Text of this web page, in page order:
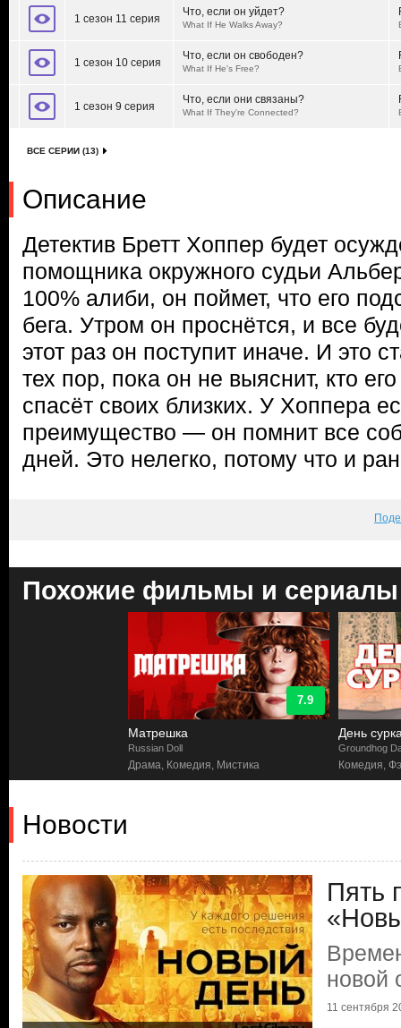
1 сезон 11 серия
Что, если он уйдет?
What If He Walks Away?
1 сезон 10 серия
Что, если он свободен?
What If He's Free?
1 сезон 9 серия
Что, если они связаны?
What If They're Connected?
ВСЕ СЕРИИ (13)
Описание
Детектив Бретт Хоппер будет
помощника окружного судьи
100% алиби, он поймет, что его
бега. Утром он проснётся, и все
этот раз он поступит иначе. И это
тех пор, пока он не выяснит, кто
спасёт своих близких. У Хоппера
преимущество — он помнит все
дней. Это нелегко, потому что и
Похожие фильмы и сериалы
7.9
Матрешка
Russian Doll
Драма, Комедия, Мистика
День
Groundhog
Комедия,
Новости
Пять
новой
11 сентября